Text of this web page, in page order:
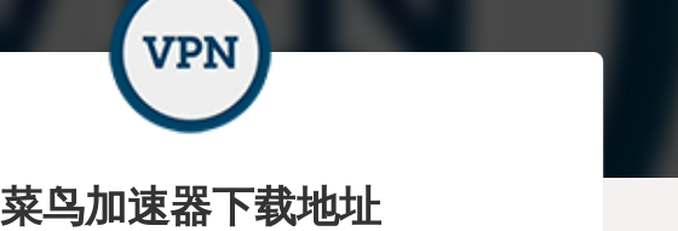
菜鸟加速器下载地址